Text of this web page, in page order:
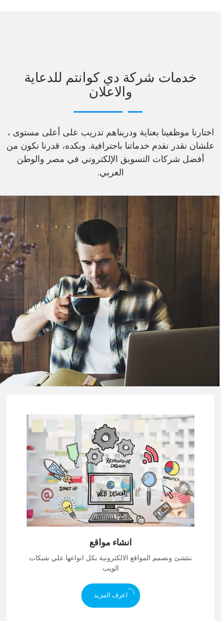
خدمات شركة دي كوانتم للدعاية
والاعلان
اختارنا موظفينا بعناية ودربناهم تدريب على أعلى مستوى ،
علشان نقدر نقدم خدماتنا باحترافية. وبكده، قدرنا نكون من
أفضل شركات التسويق الإلكتروني في مصر والوطن
العربي.
انشاء مواقع
ننئشئ ونصمم المواقع الالكترونية بكل انواعها علي شبكات
الويب
اعرف المزيد